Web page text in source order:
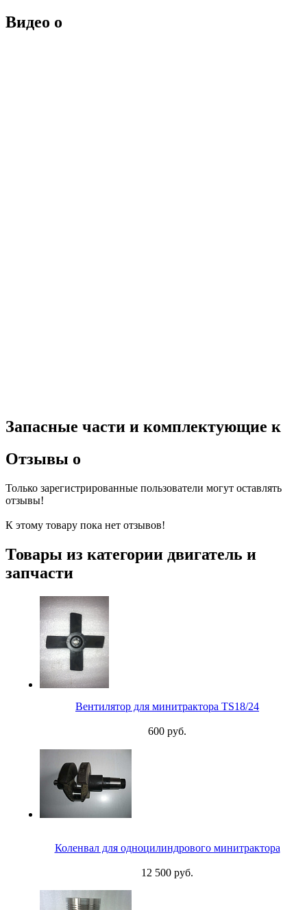
Видео о
Запасные части и комплектующие к
Отзывы о
Только зарегистрированные пользователи могут оставлять
отзывы!
К этому товару пока нет отзывов!
Товары из категории двигатель и
запчасти
Вентилятор для минитрактора TS18/24
600 руб.
Коленвал для одноцилиндрового минитрактора
12 500 руб.